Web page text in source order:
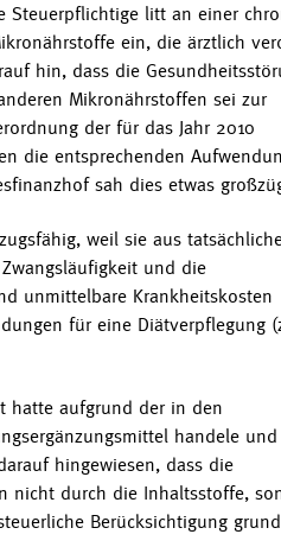
Steuerpflichtige litt an einer
ein, die ärztlich
hin, dass die
Mikronährstoffen sei zur
der für das Jahr 2010
die entsprechenden
sah dies etwas
weil sie aus
und die
unmittelbare Krankheitskosten
für eine Diätverpflegung
hatte aufgrund der in den
handele
hingewiesen, dass die
nicht durch die Inhaltsstoffe,
Berücksichtigung